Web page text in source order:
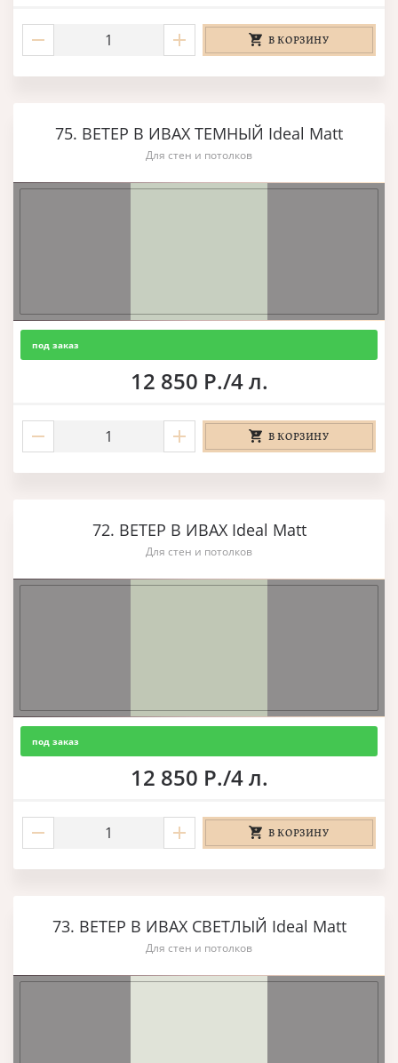
В КОРЗИНУ
75. ВЕТЕР В ИВАХ ТЕМНЫЙ Ideal Matt
Для стен и потолков
под заказ
12 850 Р./4 л.
В КОРЗИНУ
72. ВЕТЕР В ИВАХ Ideal Matt
Для стен и потолков
под заказ
12 850 Р./4 л.
В КОРЗИНУ
73. ВЕТЕР В ИВАХ СВЕТЛЫЙ Ideal Matt
Для стен и потолков